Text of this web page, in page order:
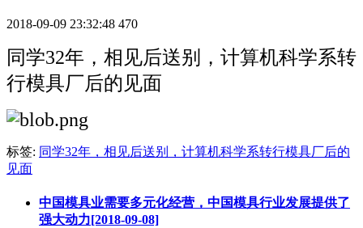
2018-09-09 23:32:48 470
同学32年，相见后送别，计算机科学系转
行模具厂后的见面
标签: 同学32年，相见后送别，计算机科学系转行模具厂后的
见面
中国模具业需要多元化经营，中国模具行业发展提供了
强大动力[2018-09-08]